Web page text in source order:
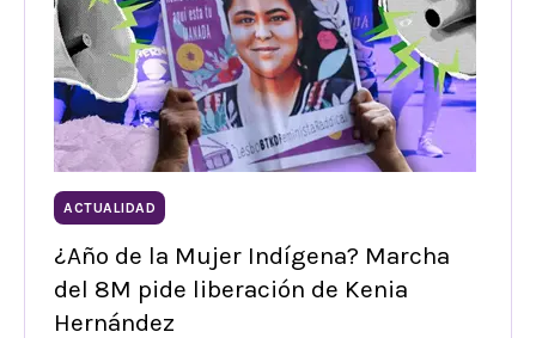
ACTUALIDAD
¿Año de la Mujer Indígena? Marcha
del 8M pide liberación de Kenia
Hernández